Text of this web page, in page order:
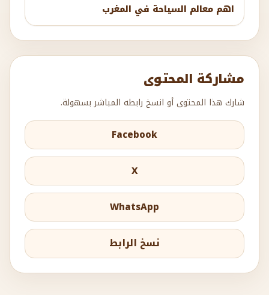
اهم معالم السياحة في المغرب
مشاركة المحتوى
شارك هذا المحتوى أو انسخ رابطه المباشر بسهولة.
Facebook
X
WhatsApp
نسخ الرابط